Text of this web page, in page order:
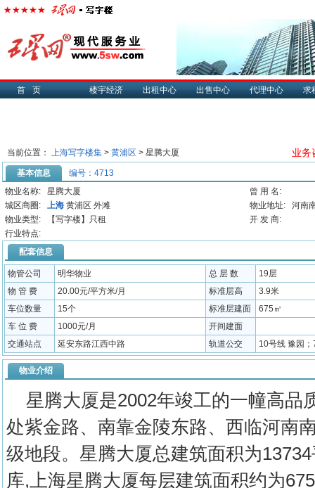
首页 楼宇经济 出租中心 出售中心 代理中心 求
当前位置： 上海写字楼集 > 黄浦区 > 星腾大厦 业务
基本信息
编号：4713
物业名称:
星腾大厦
曾 用 名:
城区商圈:
上海 黄浦区 外滩 物业地址:
河南
物业类型:
【写字楼】只租
开 发 商:
行业特点:
配套信息
物管公司 明华物业 总 层 数
19层
物 管 费
20.00元/平方米/月 标准层高
3.9米
车位数量
15个 标准层建面
675㎡
车 位 费
1000元/月
开间建面
交通站点
延安东路江西中路 轨道公交 10号线 豫园
物业介绍
星腾大厦是2002年竣工的一幢高品
处紫金路、南靠金陵东路、西临河南
级地段。星腾大厦总建筑面积为
库,上海星腾大厦每层建筑面积约为